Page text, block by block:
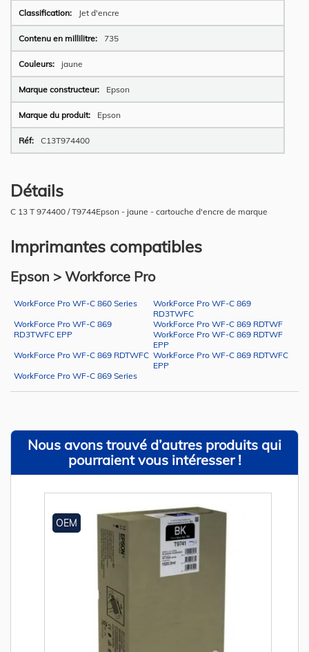
Jet d'encre
735
jaune
Epson
Epson
C13T974400
Détails
C 13 T 974400 / T9744Epson - jaune - cartouche d'encre de marque
Imprimantes compatibles
Epson > Workforce Pro
WorkForce Pro WF-C 860 Series
WorkForce Pro WF-C 869
RD3TWFC
WorkForce Pro WF-C 869
RD3TWFC EPP
WorkForce Pro WF-C 869 RDTWF
WorkForce Pro WF-C 869 RDTWF
EPP
WorkForce Pro WF-C 869 RDTWFC WorkForce Pro WF-C 869 RDTWFC
EPP
WorkForce Pro WF-C 869 Series
Nous avons trouvé d’autres produits qui
pourraient vous intéresser !
OEM